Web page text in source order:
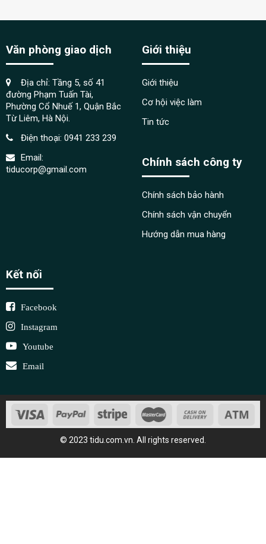
Văn phòng giao dịch
Địa chỉ: Tầng 5, số 41
đường Phạm Tuấn Tài,
Phường Cổ Nhuế 1, Quận Bắc
Từ Liêm, Hà Nội.
Điện thoại: 0941 233 239
Email:
tiducorp@gmail.com
Giới thiệu
Giới thiệu
Cơ hội việc làm
Tin tức
Chính sách công ty
Chính sách bảo hành
Chính sách vận chuyển
Hướng dẫn mua hàng
Kết nối
Facebook
Instagram
Youtube
Email
© 2023 tidu.com.vn. All rights reserved.